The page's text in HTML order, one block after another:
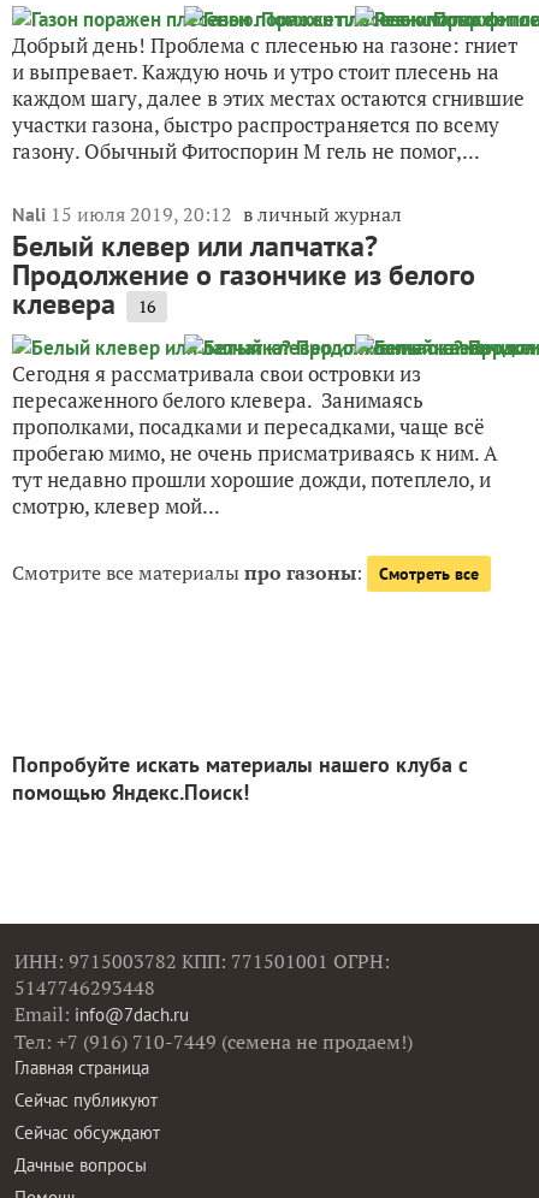
Добрый день! Проблема с плесенью на газоне: гниет
и выпревает. Каждую ночь и утро стоит плесень на
каждом шагу, далее в этих местах остаются сгнившие
участки газона, быстро распространяется по всему
газону. Обычный Фитоспорин М гель не помог,...
Nali 15 июля 2019, 20:12 в личный журнал
Белый клевер или лапчатка?
Продолжение о газончике из белого
клевера 16
Сегодня я рассматривала свои островки из
пересаженного белого клевера. Занимаясь
прополками, посадками и пересадками, чаще всё
пробегаю мимо, не очень присматриваясь к ним. А
тут недавно прошли хорошие дожди, потеплело, и
смотрю, клевер мой...
Смотрите все материалыпро газоны: Смотреть все
Попробуйте искать материалы нашего клуба с
помощью Яндекс.Поиск!
ИНН: 9715003782 КПП: 771501001 ОГРН:
5147746293448
Email: info@7dach.ru
Тел: +7 (916) 710-7449 (семена не продаем!)
Главная страница
Сейчас публикуют
Сейчас обсуждают
Дачные вопросы